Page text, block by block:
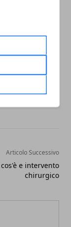
dosi di
Articolo Successivo
e intervento
chirurgico